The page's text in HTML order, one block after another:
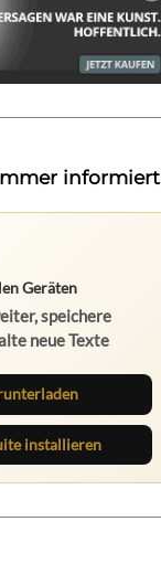
informiert
Geräten
speichere
neue Texte
installieren